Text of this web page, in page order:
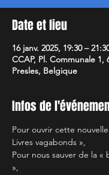
Date et lieu
16 janv. 2025, 19:30 –
CCAP, Pl. Communale 1,
Presles, Belgique
Infos de
Pour ouvrir cette
Livres vagabonds »,
Pour nous sauver de la «
»,